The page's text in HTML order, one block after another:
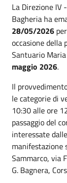
La Direzione IV
Bagheria ha
28/05/2026
occasione della
Santuario
maggio 2026.
Il
le categorie di
10:30 alle ore
passaggio del
interessate
manifestazione
Sammarco, via
G. Bagnera,